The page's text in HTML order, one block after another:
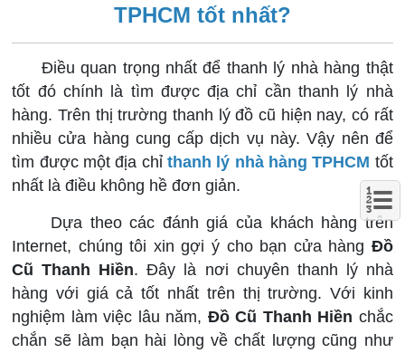
TPHCM tốt nhất?
Điều quan trọng nhất để thanh lý nhà hàng thật
tốt đó chính là tìm được địa chỉ cần thanh lý nhà
hàng. Trên thị trường thanh lý đồ cũ hiện nay, có rất
nhiều cửa hàng cung cấp dịch vụ này. Vậy nên để
tìm được một địa chỉ thanh lý nhà hàng TPHCM tốt
nhất là điều không hề đơn giản.
Dựa theo các đánh giá của khách hàng trên
Internet, chúng tôi xin gợi ý cho bạn cửa hàng Đồ
Cũ Thanh Hiền. Đây là nơi chuyên thanh lý nhà
hàng với giá cả tốt nhất trên thị trường. Với kinh
nghiệm làm việc lâu năm, Đồ Cũ Thanh Hiền chắc
chắn sẽ làm bạn hài lòng về chất lượng cũng như